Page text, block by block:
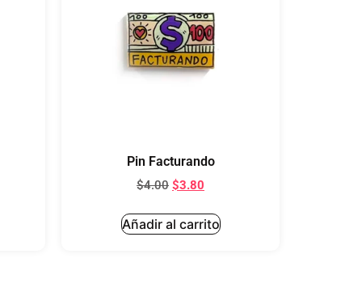
Pin Facturando
$4.00 $3.80
Añadir al carrito